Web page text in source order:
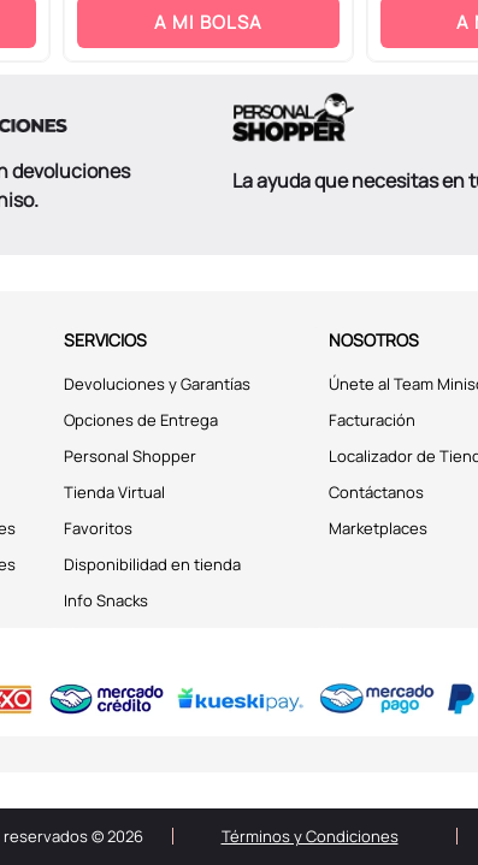
A MI BOLSA A
devoluciones
La ayuda que necesitas en
SERVICIOS
Devoluciones y Garantías
Opciones de Entrega
Personal Shopper
Tienda Virtual
Favoritos
Disponibilidad en tienda
Info Snacks
NOSOTROS
Únete al Team
Facturación
Localizador de
Contáctanos
Marketplaces
© 2026 Términos y Condiciones